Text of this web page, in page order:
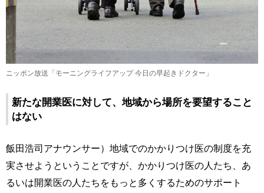
ニッポン放送「モーニングライフアップ 今日の早起きドクター」
新たな開業医に対して、地域から場所を要望すること
はない
飯田浩司アナウンサー）地域でのかかりつけ医の制度を充
実させようということですが、かかりつけ医の人たち、あ
るいは開業医の人たちをもっと多くするためのサポート